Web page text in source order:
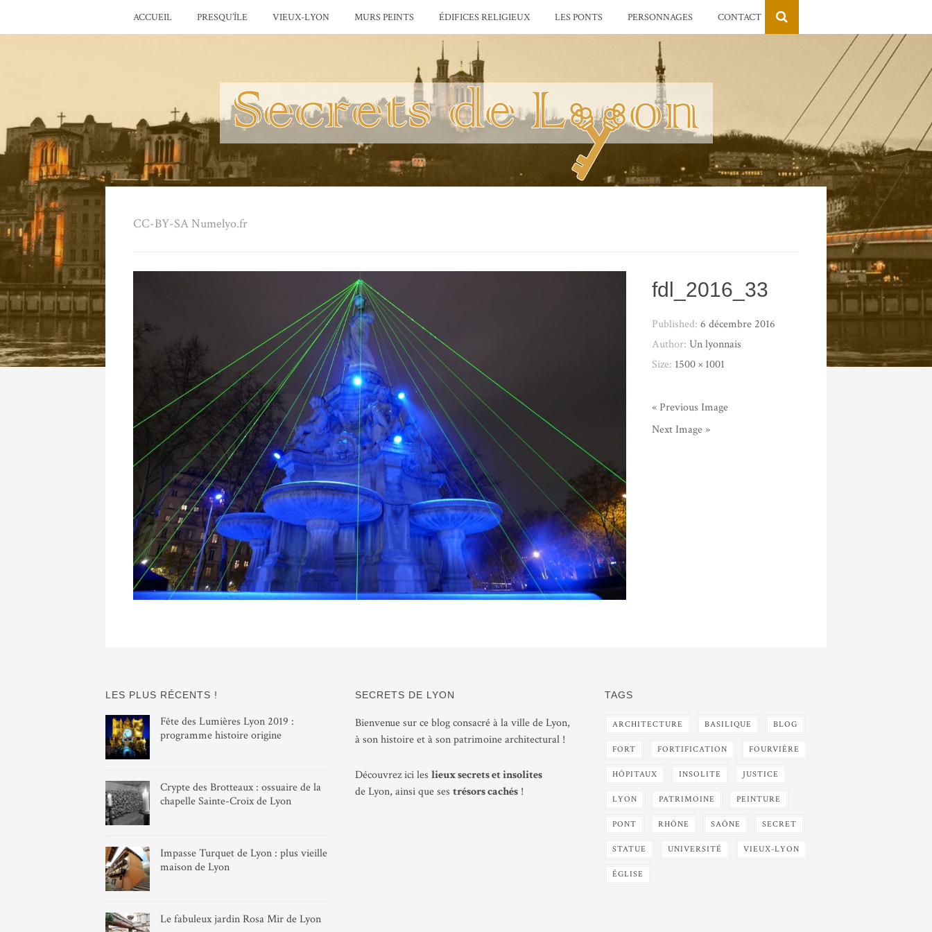
ACCUEIL PRESQU’ÎLE VIEUX-LYON MURS PEINTS ÉDIFICES RELIGIEUX LES PONTS PERSONNAGES CONTACT
CC-BY-SA Numelyo.fr
fdl_2016_33
Published: 6 décembre 2016
Author: Un lyonnais
Size: 1500 × 1001
« Previous Image
Next Image »
LES PLUS RÉCENTS !
Fête des Lumières Lyon 2019 :
programme histoire origine
Crypte des Brotteaux : ossuaire de la
chapelle Sainte-Croix de Lyon
Impasse Turquet de Lyon : plus vieille
maison de Lyon
Le fabuleux jardin Rosa Mir de Lyon
SECRETS DE LYON
Bienvenue sur ce blog consacré à la ville de Lyon,
à son histoire et à son patrimoine architectural !
Découvrez ici les lieux secrets et insolites
de Lyon, ainsi que ses trésors cachés !
TAGS
ARCHITECTURE BASILIQUE BLOG
FORT FORTIFICATION FOURVIÈRE
HÔPITAUX INSOLITE JUSTICE
LYON PATRIMOINE PEINTURE
PONT RHÔNE SAÔNE SECRET
STATUE UNIVERSITÉ VIEUX-LYON
ÉGLISE